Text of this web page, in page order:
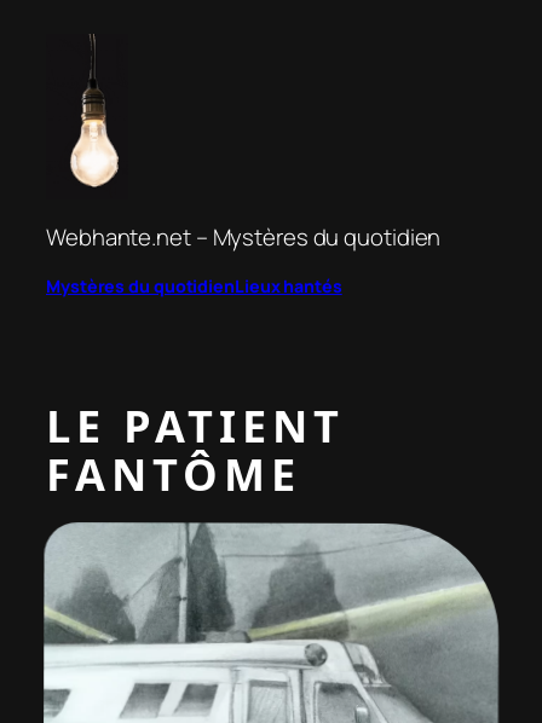
Webhante.net – Mystères du quotidien
Mystères du quotidienLieux hantés
LE PATIENT
FANTÔME